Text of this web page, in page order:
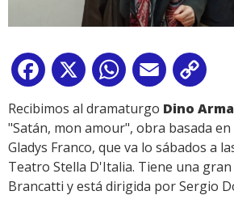
Facebook
X WhatsApp
Email
Recibimos al dramaturgo Dino
"Satán, mon amour", obra basada
Gladys Franco, que va lo sábados a
Teatro Stella D'Italia. Tiene una gran
Brancatti y está dirigida por Sergio